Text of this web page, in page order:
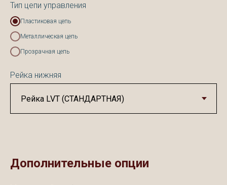
Тип цепи управления
Пластиковая цепь
Металлическая цепь
Прозрачная цепь
Рейка нижняя
Дополнительные опции